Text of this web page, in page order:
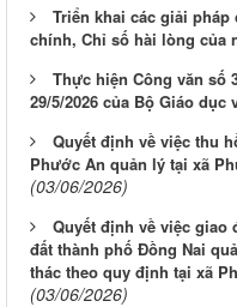
Triển khai các giải
chính, Chỉ số hài lòng của
Thực hiện Công văn số
29/5/2026 của Bộ Giáo dục
Quyết định về việc thu
Phước An quản lý tại xã
(03/06/2026)
Quyết định về việc giao
đất thành phố Đồng Nai
thác theo quy định tại xã
(03/06/2026)